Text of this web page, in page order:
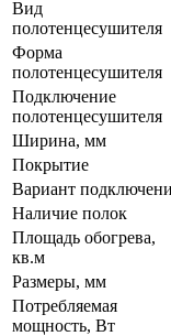
Вид
полотенцесушителя
Форма
полотенцесушителя
Подключение
полотенцесушителя
Ширина, мм
Покрытие
Вариант
Наличие полок
Площадь обогрева,
кв.м
Размеры, мм
Потребляемая
мощность, Вт